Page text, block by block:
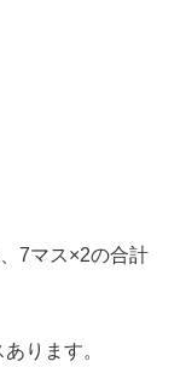
7マス×2の合計
ります。